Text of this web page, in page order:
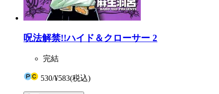
呪法解禁!!ハイド＆クローサー 2
完結
530/¥583(税込)